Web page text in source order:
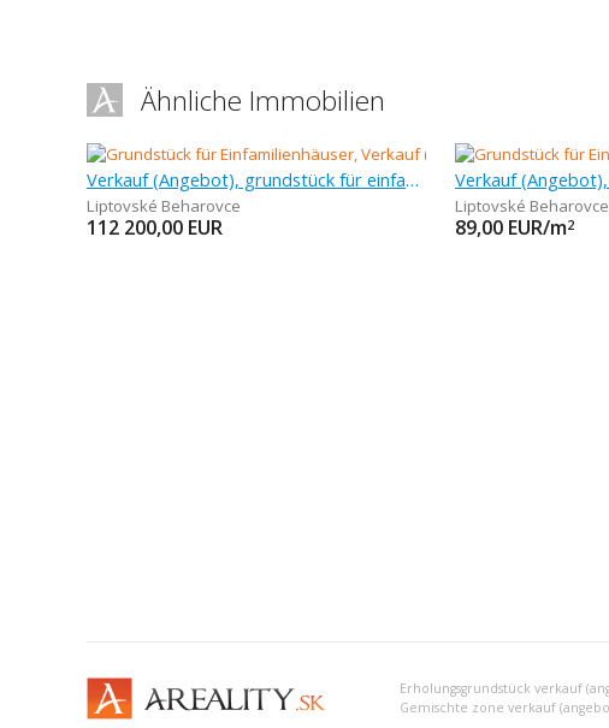
Ähnliche Immobilien
Verkauf (Angebot), grundstück für einfamilienhäuser, 1 320 m
Liptovské Beharovce
112 200,00 EUR
Liptovské Beharovce
89,00 EUR/m2